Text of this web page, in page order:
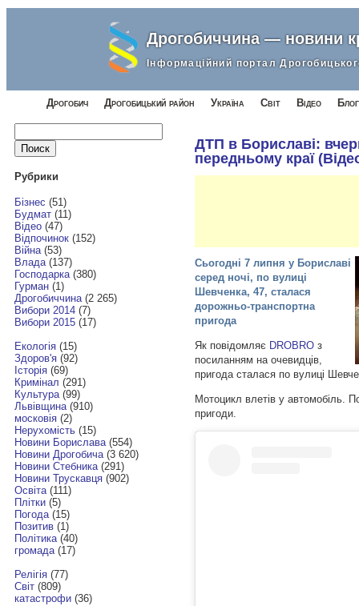
Дрогобиччина — новини
Інформаційний портал
Дрогобич Дрогобицький район Україна Світ Відео
Найти:
Рубрики
Бізнес (51)
Будмат(11)
Відео(47)
Відпочинок(152)
Війна(53)
Влада(137)
Господарка(380)
Гурман(1)
Дрогобиччина(2 265)
Вибори 2014(7)
Вибори 2015(17)
Екологія(15)
Здоров'я(92)
Історія(69)
Кримінал (291)
Культура(99)
Львівщина(910)
московія(2)
Нерухомість(15)
Новини Борислава(554)
Новини Дрогобича(3 620)
Новини Стебника(291)
Новини Трускавця(902)
Освіта(111)
Плітки(5)
Погода(15)
Позитив(1)
Політика(40)
громада(17)
Релігія(77)
Світ(809)
катастрофи(36)
ДТП в Бориславі:
передньому краї
Сьогодні 7 липня у Бориславі
серед ночі, по вулиці
Шевченка, 47, сталася
дорожньо-транспортна
пригода
Як повідомляє DROBROз
посиланням на очевидців,
пригода сталася по вулиці
Мотоцикл влетів у автомобіль.
пригоди.